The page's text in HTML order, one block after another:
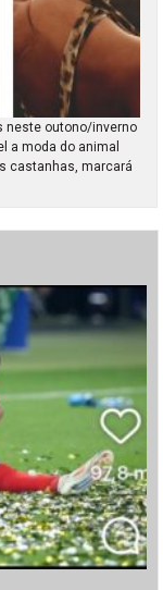
neste outono/inverno
a moda do animal
castanhas, marcará